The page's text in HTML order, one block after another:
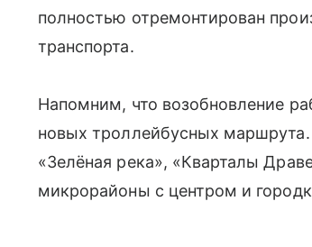
полностью отремонтирован
транспорта.
Напомним, что возобновление
новых троллейбусных
«Зелёная река», «Кварталы
микрорайоны с центром и